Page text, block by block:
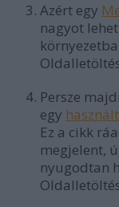
Azért egy
nagyot
Persze
egy
Ez a cikk
megjelent,
nyugodtan